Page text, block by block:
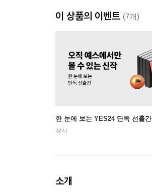
이 상품의 이벤트 (7개)
한 눈에 보는 YES24 단독 선출간
상시
소개